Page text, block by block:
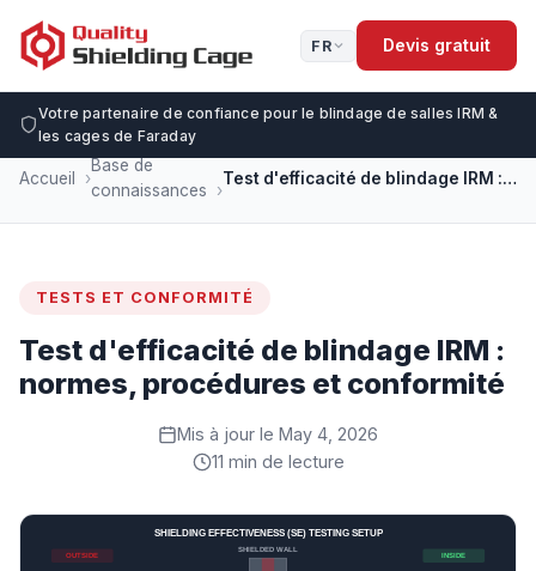
FR Devis gratuit
Votre partenaire de confiance pour le blindage de salles IRM &
les cages de Faraday
Accueil
Base de
connaissances
Test d'efficacité de blindage IRM : normes, procédures et conformité
TESTS ET CONFORMITÉ
Test d'efficacité de blindage IRM :
normes, procédures et conformité
Mis à jour le May 4, 2026
11 min de lecture